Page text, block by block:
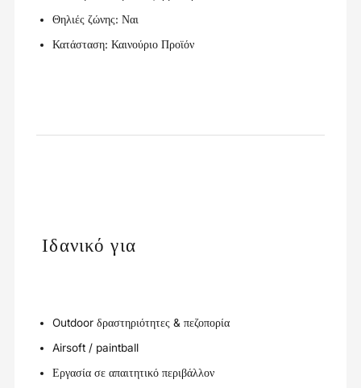
Θηλιές ζώνης: Ναι
Κατάσταση: Καινούριο Προϊόν
Ιδανικό για
Outdoor δραστηριότητες & πεζοπορία
Airsoft / paintball
Εργασία σε απαιτητικό περιβάλλον